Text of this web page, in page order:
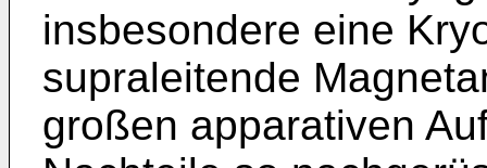
insbesondere eine
supraleitende
großen apparativen